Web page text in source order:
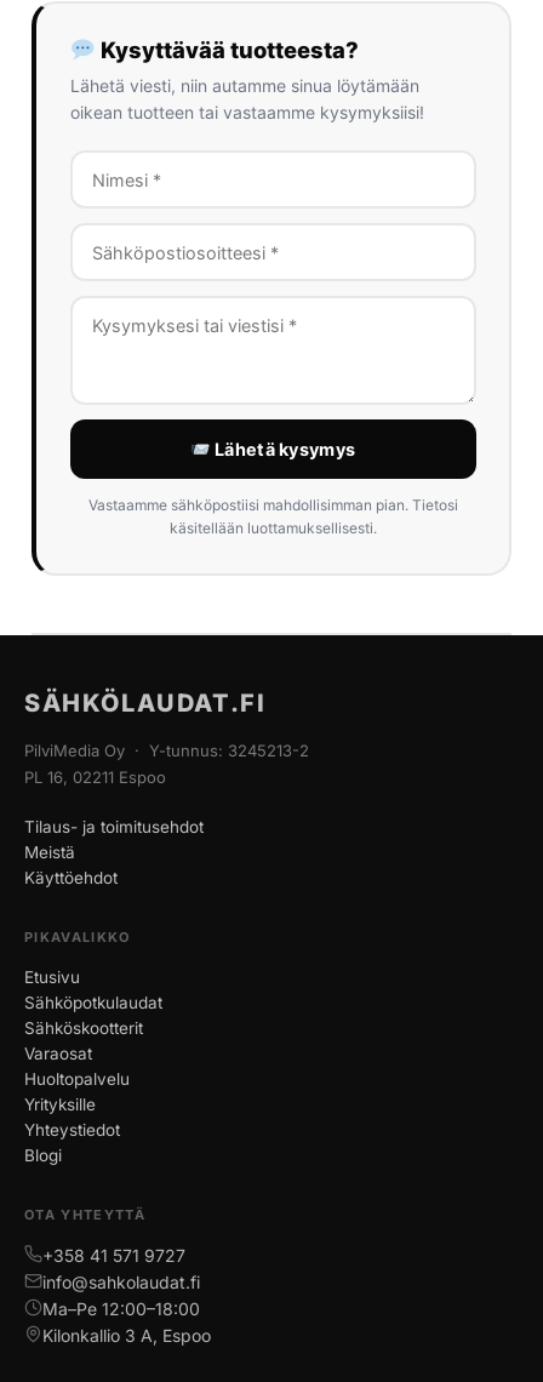
Kysyttävää tuotteesta?
Lähetä viesti, niin autamme sinua löytämään
oikean tuotteen tai vastaamme kysymyksiisi!
Lähetä kysymys
Vastaamme sähköpostiisi mahdollisimman pian. Tietosi
käsitellään luottamuksellisesti.
SÄHKÖLAUDAT.FI
PilviMedia Oy · Y-tunnus: 3245213-2
PL 16, 02211 Espoo
Tilaus- ja toimitusehdot
Meistä
Käyttöehdot
PIKAVALIKKO
Etusivu
Sähköpotkulaudat
Sähköskootterit
Varaosat
Huoltopalvelu
Yrityksille
Yhteystiedot
Blogi
OTA YHTEYTTÄ
+358 41 571 9727
info@sahkolaudat.fi
Ma–Pe 12:00–18:00
Kilonkallio 3 A, Espoo